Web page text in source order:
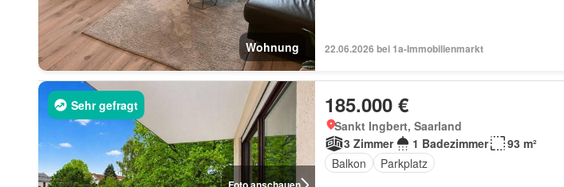
Wohnung 22.06.2026 bei 1a-Immobilienmarkt
Sehr gefragt 185.000 €
Sankt Ingbert, Saarland
3 Zimmer
1 Badezimmer
93 m²
Balkon
Parkplatz